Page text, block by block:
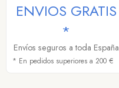
ENVIOS GRATIS
*
Envíos seguros a toda España
* En pedidos superiores a 200 €